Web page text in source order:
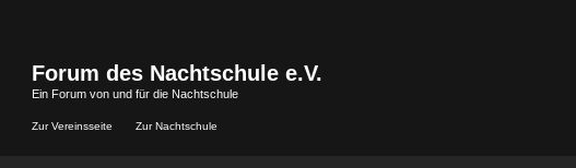
Forum des Nachtschule e.V.
Ein Forum von und für die Nachtschule
Zur Vereinsseite Zur Nachtschule